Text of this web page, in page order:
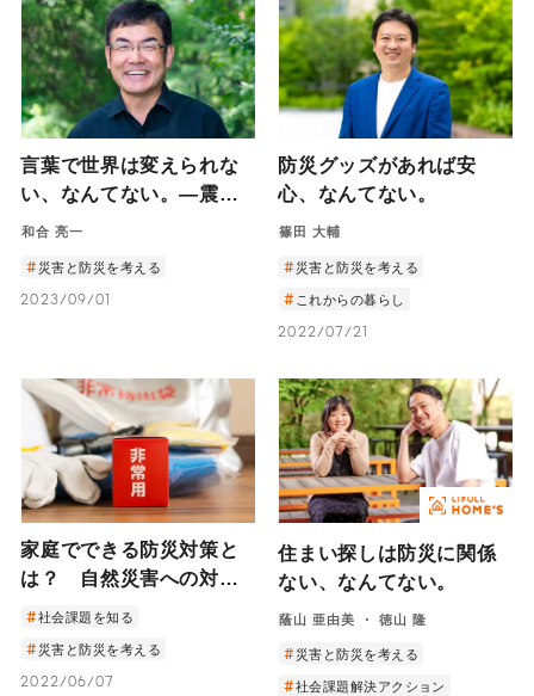
言葉で世界は変えられな
い、なんてない。―震災
直後の福島から
続けた詩人・和合亮一が
信じる言葉の力―
和合 亮一
災害と防災を考える
2023/09/01
防災グッズがあれば安
心、なんてない。
篠田 大輔
災害と防災を考える
これからの暮らし
2022/07/21
家庭でできる防災対策と
は？ 自然災害への対
社会課題を知る
災害と防災を考える
2022/06/07
住まい探しは防災に関係
ない、なんてない。
蔭山 亜由美 ・ 徳山 隆
災害と防災を考える
社会課題解決アクション